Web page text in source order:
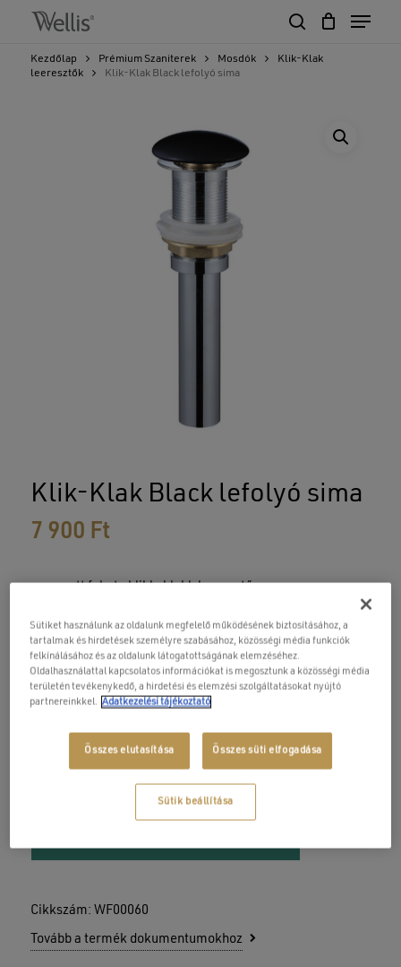
content
Menu
Kezdőlap Prémium Szaniterek Mosdók
Klik-Klak
leeresztők
Klik-Klak Black lefolyó sima
Klik-Klak Black lefolyó sima
7 900 Ft
matt fekete klikk-klakk leeresztő
Alkatrész, kiegészítő házhoz szállítás +
Cikkszám: WF00060
Tovább a termék dokumentumokhoz
Sütiket használunk az oldalunk megfelelő működésének biztosításához, a
tartalmak és hirdetések személyre szabásához, közösségi média funkciók
felkínálásához és az oldalunk látogatottságának elemzéséhez.
Oldalhasználattal kapcsolatos információkat is megosztunk a közösségi média
területén tevékenykedő, a hirdetési és elemzési szolgáltatásokat nyújtó
partnereinkkel. Adatkezelési tájékoztató
Összes elutasítása Összes süti elfogadása
Sütik beállítása